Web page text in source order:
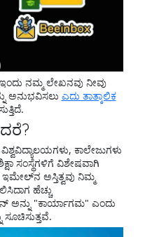
ನಮ್ಮ ಲೇಖನವು ನೀವು
ಅನುಭವಿಸಲು ಎದು ತಾತ್ಕಾಲಿಕ
ಕಾಲೇಜುಗಳು
ಸಂಸ್ಥೆಗಳಿಗೆ ವಿಶೇಷವಾಗಿ
ಅಸ್ತಿತ್ವವು ನಿಮ್ಮ
ಹೆಚ್ಚು
"ಕಾರ್ಯಾಗಮ" ಎಂದು
ಸೂಚಿಸುತ್ತವೆ.